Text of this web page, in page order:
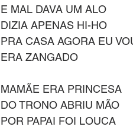
E MAL DAVA UM ALO
DIZIA APENAS HI-HO
PRA CASA AGORA EU
ERA ZANGADO
MAMÃE ERA PRINCESA
DO TRONO ABRIU MÃO
POR PAPAI FOI LOUCA